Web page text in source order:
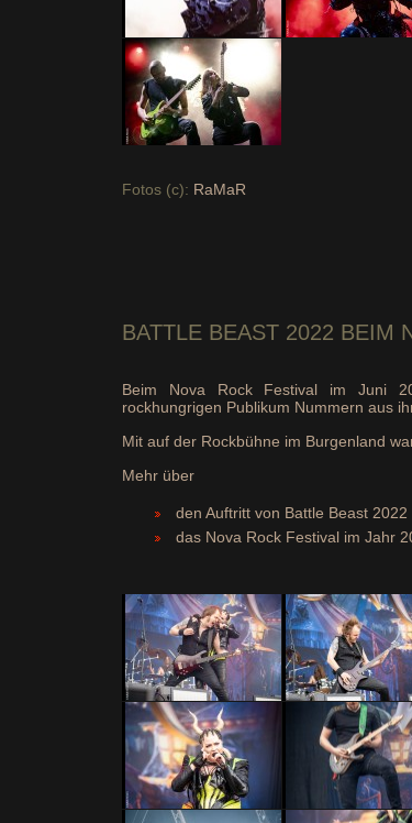
Fotos (c): RaMaR
BATTLE BEAST 2022 BEIM
Beim Nova Rock Festival im Juni
rockhungrigen Publikum Nummern aus
Mit auf der Rockbühne im Burgenland
Mehr über
den Auftritt von Battle Beast
das Nova Rock Festival im Jahr